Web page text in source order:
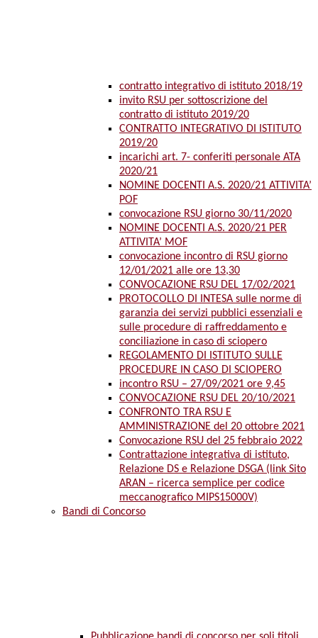
contratto integrativo di istituto 2018/19
invito RSU per sottoscrizione del
contratto di istituto 2019/20
CONTRATTO INTEGRATIVO DI ISTITUTO
2019/20
incarichi art. 7- conferiti personale ATA
2020/21
NOMINE DOCENTI A.S. 2020/21 ATTIVITA’
POF
convocazione RSU giorno 30/11/2020
NOMINE DOCENTI A.S. 2020/21 PER
ATTIVITA’ MOF
convocazione incontro di RSU giorno
12/01/2021 alle ore 13,30
CONVOCAZIONE RSU DEL 17/02/2021
PROTOCOLLO DI INTESA sulle norme di
garanzia dei servizi pubblici essenziali e
sulle procedure di raffreddamento e
conciliazione in caso di sciopero
REGOLAMENTO DI ISTITUTO SULLE
PROCEDURE IN CASO DI SCIOPERO
incontro RSU – 27/09/2021 ore 9,45
CONVOCAZIONE RSU DEL 20/10/2021
CONFRONTO TRA RSU E
AMMINISTRAZIONE del 20 ottobre 2021
Convocazione RSU del 25 febbraio 2022
Contrattazione integrativa di istituto,
Relazione DS e Relazione DSGA (link Sito
ARAN – ricerca semplice per codice
meccanografico MIPS15000V)
Bandi di Concorso